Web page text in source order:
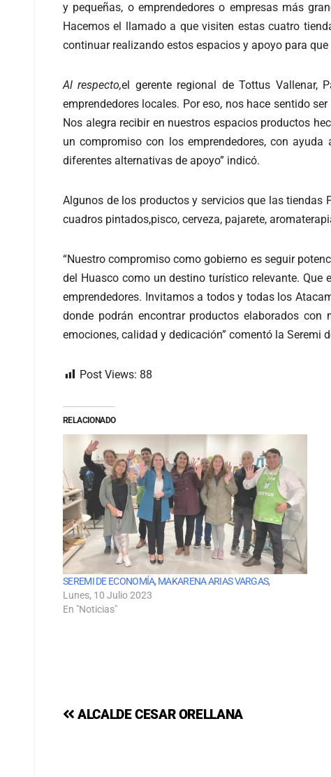
y pequeñas, o emprendedores o empresas más
Hacemos el llamado a que visiten estas cuatro
continuar realizando estos espacios y apoyo para
Al respecto,el gerente regional de Tottus Vallenar,
emprendedores locales. Por eso, nos hace sentido
Nos alegra recibir en nuestros espacios productos
un compromiso con los emprendedores, con
diferentes alternativas de apoyo” indicó.
Algunos de los productos y servicios que las tiendas
cuadros pintados,pisco, cerveza, pajarete,
“Nuestro compromiso como gobierno es seguir
del Huasco como un destino turístico relevante.
emprendedores. Invitamos a todos y todas los
donde podrán encontrar productos elaborados
emociones, calidad y dedicación” comentó la Seremi
Post Views: 88
RELACIONADO
SEREMI DE ECONOMÍA, MAKARENA ARIAS VARGAS,
Lunes, 10 Julio 2023
En "Noticias"
ALCALDE CESAR ORELLANA